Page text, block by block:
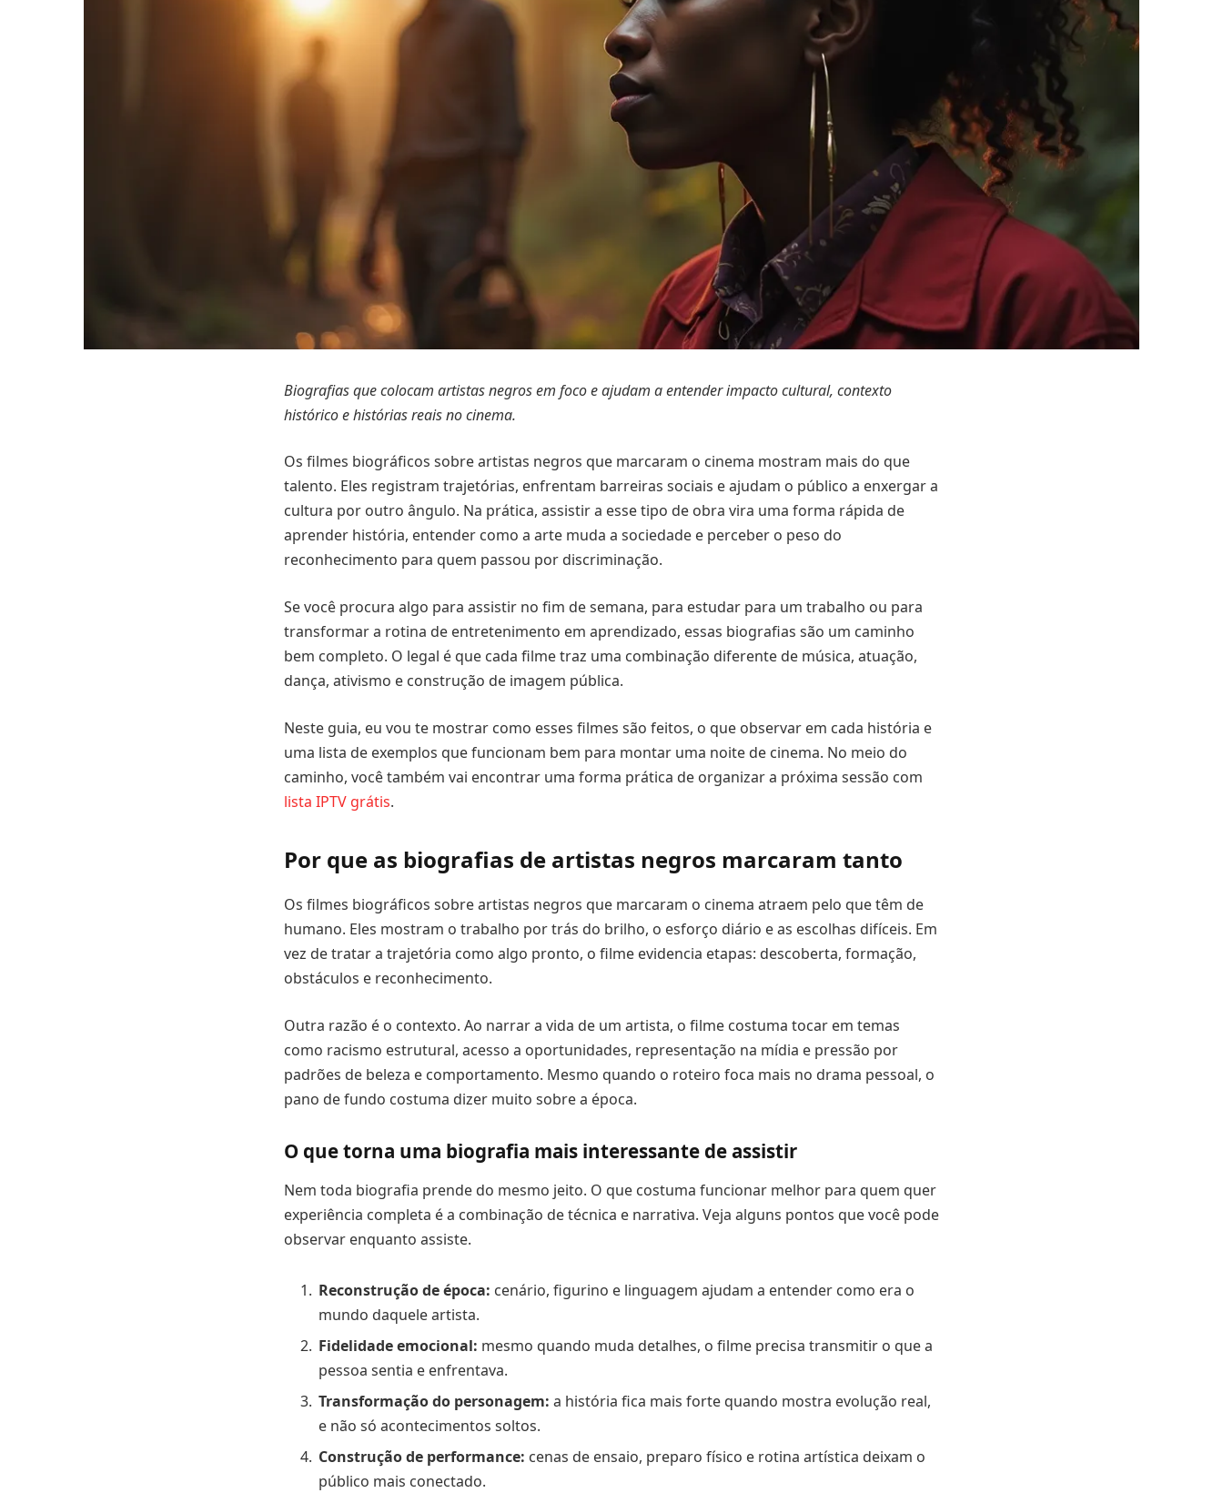
Biografias que colocam artistas negros em foco e ajudam a entender impacto cultural, contexto
histórico e histórias reais no cinema.
Os filmes biográficos sobre artistas negros que marcaram o cinema mostram mais do que
talento. Eles registram trajetórias, enfrentam barreiras sociais e ajudam o público a enxergar a
cultura por outro ângulo. Na prática, assistir a esse tipo de obra vira uma forma rápida de
aprender história, entender como a arte muda a sociedade e perceber o peso do
reconhecimento para quem passou por discriminação.
Se você procura algo para assistir no fim de semana, para estudar para um trabalho ou para
transformar a rotina de entretenimento em aprendizado, essas biografias são um caminho
bem completo. O legal é que cada filme traz uma combinação diferente de música, atuação,
dança, ativismo e construção de imagem pública.
Neste guia, eu vou te mostrar como esses filmes são feitos, o que observar em cada história e
uma lista de exemplos que funcionam bem para montar uma noite de cinema. No meio do
caminho, você também vai encontrar uma forma prática de organizar a próxima sessão com
lista IPTV grátis.
Por que as biografias de artistas negros marcaram tanto
Os filmes biográficos sobre artistas negros que marcaram o cinema atraem pelo que têm de
humano. Eles mostram o trabalho por trás do brilho, o esforço diário e as escolhas difíceis. Em
vez de tratar a trajetória como algo pronto, o filme evidencia etapas: descoberta, formação,
obstáculos e reconhecimento.
Outra razão é o contexto. Ao narrar a vida de um artista, o filme costuma tocar em temas
como racismo estrutural, acesso a oportunidades, representação na mídia e pressão por
padrões de beleza e comportamento. Mesmo quando o roteiro foca mais no drama pessoal, o
pano de fundo costuma dizer muito sobre a época.
O que torna uma biografia mais interessante de assistir
Nem toda biografia prende do mesmo jeito. O que costuma funcionar melhor para quem quer
experiência completa é a combinação de técnica e narrativa. Veja alguns pontos que você pode
observar enquanto assiste.
Reconstrução de época: cenário, figurino e linguagem ajudam a entender como era o
mundo daquele artista.
Fidelidade emocional: mesmo quando muda detalhes, o filme precisa transmitir o que a
pessoa sentia e enfrentava.
Transformação do personagem: a história fica mais forte quando mostra evolução real,
e não só acontecimentos soltos.
Construção de performance: cenas de ensaio, preparo físico e rotina artística deixam o
público mais conectado.